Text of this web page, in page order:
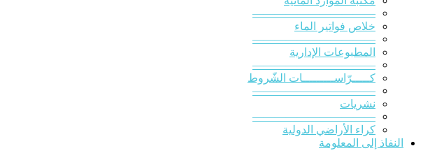
———————————
خلاص فواتير الماء
———————————
المطبوعات الإدارية
———————————
كـــــرّاســـــــــات الشّروط
———————————
نشريات
———————————
كراء الأراضي الدولية
النفاذ إلى المعلومة